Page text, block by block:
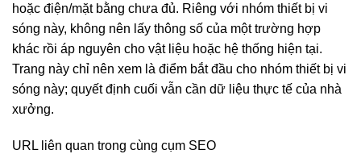
hoặc điện/mặt bằng chưa đủ. Riêng với nhóm thiết bị vi
sóng này, không nên lấy thông số của một trường hợp
khác rồi áp nguyên cho vật liệu hoặc hệ thống hiện tại.
Trang này chỉ nên xem là điểm bắt đầu cho nhóm thiết bị vi
sóng này; quyết định cuối vẫn cần dữ liệu thực tế của nhà
xưởng.
URL liên quan trong cùng cụm SEO